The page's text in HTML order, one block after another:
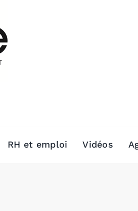
RH et emploi Vidéos